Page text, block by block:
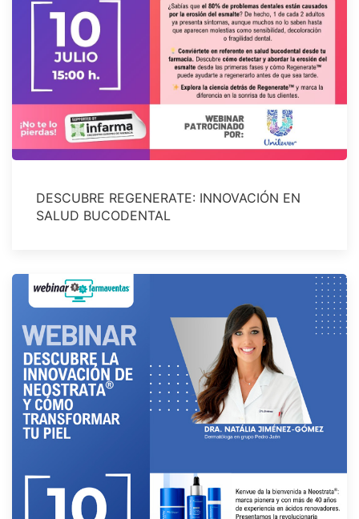
DESCUBRE REGENERATE: INNOVACIÓN EN
SALUD BUCODENTAL